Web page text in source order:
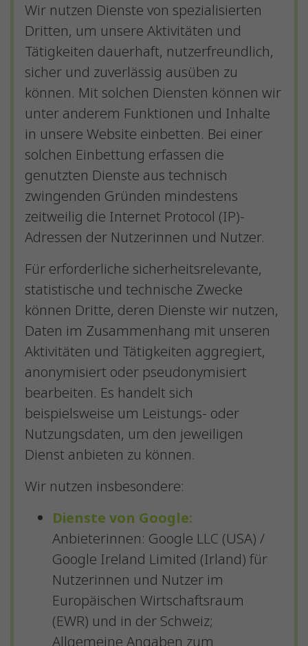
Wir nutzen Dienste von spezialisierten
Dritten, um unsere Aktivitäten und
Tätigkeiten dauerhaft, nutzerfreundlich,
sicher und zuverlässig ausüben zu
können. Mit solchen Diensten können wir
unter anderem Funktionen und Inhalte
in unsere Website einbetten. Bei einer
solchen Einbettung erfassen die
genutzten Dienste aus technisch
zwingenden Gründen mindestens
zeitweilig die Internet Protocol (IP)-
Adressen der Nutzerinnen und Nutzer.
Für erforderliche sicherheitsrelevante,
statistische und technische Zwecke
können Dritte, deren Dienste wir nutzen,
Daten im Zusammenhang mit unseren
Aktivitäten und Tätigkeiten aggregiert,
anonymisiert oder pseudonymisiert
bearbeiten. Es handelt sich
beispielsweise um Leistungs- oder
Nutzungsdaten, um den jeweiligen
Dienst anbieten zu können.
Wir nutzen insbesondere:
Dienste von Google:
Anbieterinnen: Google LLC (USA) /
Google Ireland Limited (Irland) für
Nutzerinnen und Nutzer im
Europäischen Wirtschaftsraum
(EWR) und in der Schweiz;